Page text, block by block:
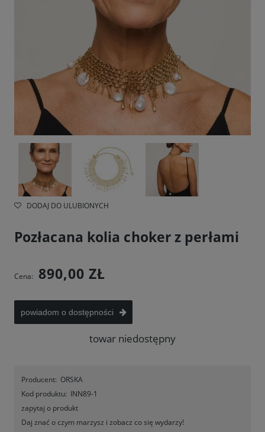
DODAJ DO ULUBIONYCH
Pozłacana kolia choker z perłami
Cena: 890,00 ZŁ
powiadom o dostępności
towar niedostępny
Producent: ORSKA
Kod produktu: INN89-1
zapytaj o produkt
Daj znać o czym marzysz i zobacz co się wydarzy!